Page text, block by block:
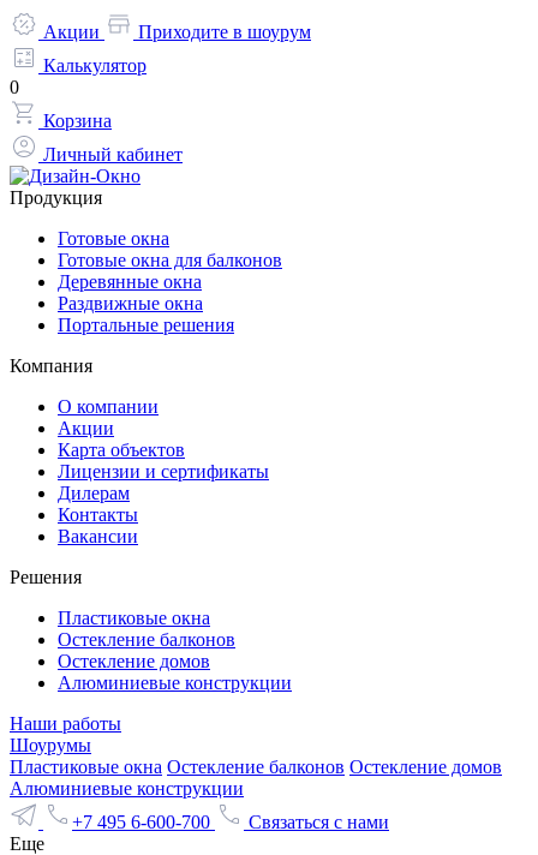
Акции
Приходите в шоурум
Калькулятор
0
Корзина
Личный кабинет
Продукция
Готовые окна
Готовые окна для балконов
Деревянные окна
Раздвижные окна
Портальные решения
Компания
О компании
Акции
Карта объектов
Лицензии и сертификаты
Дилерам
Контакты
Вакансии
Решения
Пластиковые окна
Остекление балконов
Остекление домов
Алюминиевые конструкции
Наши работы
Шоурумы
Пластиковые окна Остекление балконов Остекление домов
Алюминиевые конструкции
+7 495 6-600-700
Связаться с нами
Еще